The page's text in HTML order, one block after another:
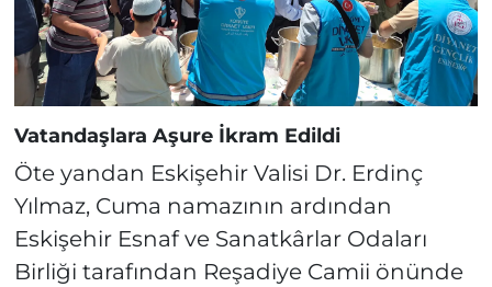
Vatandaşlara Aşure İkram Edildi
Öte yandan Eskişehir Valisi Dr. Erdinç
Yılmaz, Cuma namazının ardından
Eskişehir Esnaf ve Sanatkârlar Odaları
Birliği tarafından Reşadiye Camii önünde